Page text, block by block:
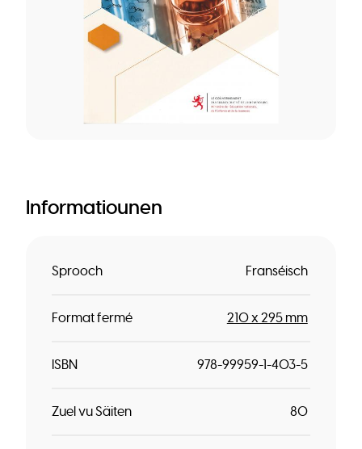
Informatiounen
Sprooch Franséisch
Format fermé 210 x 295 mm
ISBN 978-99959-1-403-5
Zuel vu Säiten 80